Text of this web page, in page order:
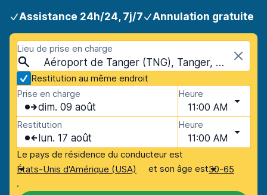
Assistance 24h/24, 7j/7 Annulation gratuite
Lieu de prise en charge
Aéroport de Tanger (TNG), Tanger, Maroc
Restitution au même endroit
Prise en charge
dim. 09 août
Heure
11:00 AM
Restitution
lun. 17 août
Heure
11:00 AM
Le pays de résidence du conducteur est
États-Unis d'Amérique (USA)
et son âge est30-65
.